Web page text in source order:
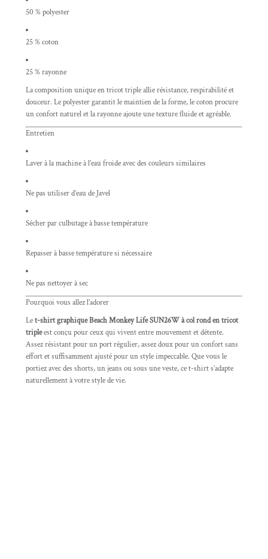
50 % polyester
25 % coton
25 % rayonne
La composition unique en tricot triple allie résistance, respirabilité et
douceur. Le polyester garantit le maintien de la forme, le coton procure
un confort naturel et la rayonne ajoute une texture fluide et agréable.
Entretien
Laver à la machine à l’eau froide avec des couleurs similaires
Ne pas utiliser d’eau de Javel
Sécher par culbutage à basse température
Repasser à basse température si nécessaire
Ne pas nettoyer à sec
Pourquoi vous allez l’adorer
Let-shirt graphique Beach Monkey Life SUN26W à col rond en tricot
tripleest conçu pour ceux qui vivent entre mouvement et détente.
Assez résistant pour un port régulier, assez doux pour un confort sans
effort et suffisamment ajusté pour un style impeccable. Que vous le
portiez avec des shorts, un jeans ou sous une veste, ce t-shirt s’adapte
naturellement à votre style de vie.